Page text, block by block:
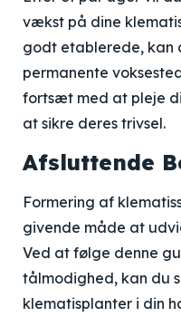
vækst på dine
godt etablerede, kan
permanente
fortsæt med at pleje
at sikre deres trivsel.
Afsluttende
Formering af
givende måde at
Ved at følge denne
tålmodighed, kan du
klematisplanter i din